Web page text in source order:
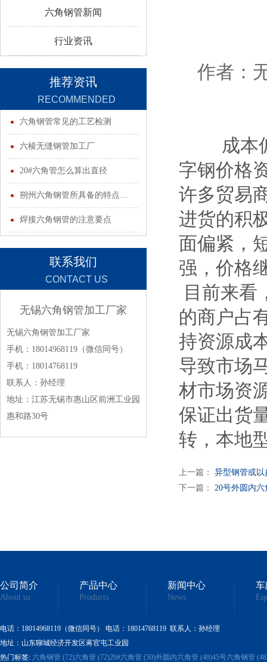
六角钢管新闻
行业资讯
推荐资讯
RECOMMENDED
INFORMATION
六角钢管常见的工艺检测
六棱无缝钢管加工厂
20#六角管怎么算出直径
朔州六角钢管所具备的特点…
焊接六角钢管的注意要点
联系我们
CONTACT US
无锡六角钢管加工厂家
无锡六角钢管加工厂家
手机：18014968119（微信同号）
手机：18014768119
联系人：孙经理
地址：江苏无锡市惠山区前洲工业园
惠和路30号
作者：
成本偏
字钢价格
许多贸易
进货的积
面偏紧，
强，价格
目前来看
的商户占
持资源成
导致市场
材市场资
保证出货
转，本地
上一篇： 异型钢管或
下一篇： 20号外圆内
公司简介
About us
产品中心
Products
新闻中心
News
车
电话：18014968119 （微信同号） 电话 ：18014768119 联系人：孙经理
地址：山东聊城经济开发区蒋官屯工业园
热门标签: 六角钢管 (72)六角管 (72)20#六角管 (50)外圆内六角管 (49)45号六角钢管